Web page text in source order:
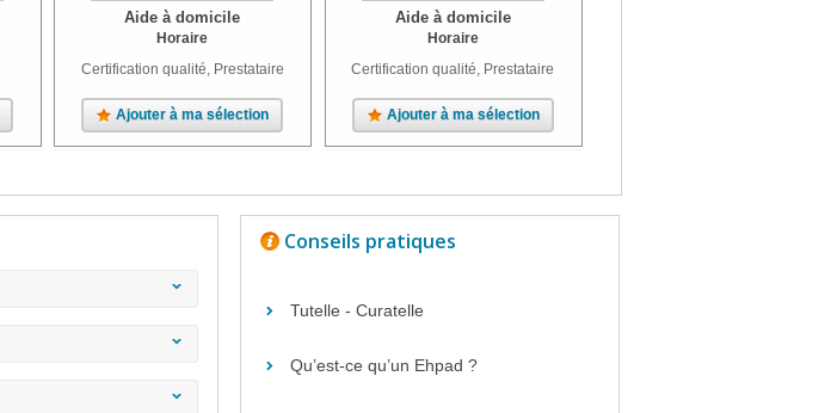
Aide à domicile
Horaire
Certification qualité, Prestataire
Ajouter à ma sélection
Aide à domicile
Horaire
Certification qualité, Prestataire
Ajouter à ma sélection
Conseils pratiques
Tutelle - Curatelle
Qu’est-ce qu’un Ehpad ?